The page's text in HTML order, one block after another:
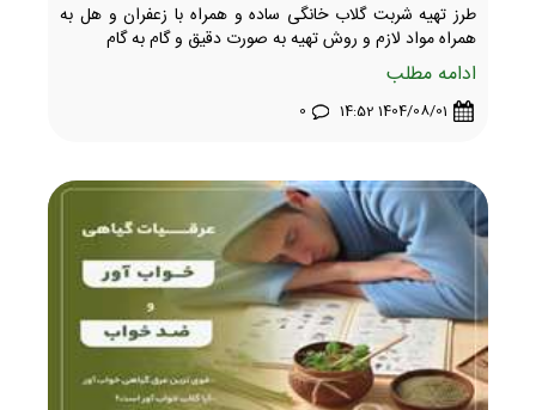
طرز تهیه شربت گلاب خانگی ساده و همراه با زعفران و هل به
همراه مواد لازم و روش تهیه به صورت دقیق و گام به گام
ادامه مطلب
1404/08/01 14:52
0